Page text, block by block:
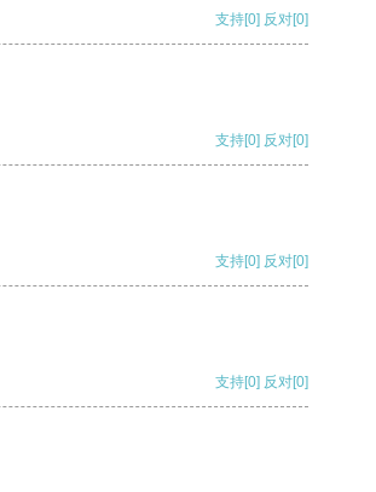
支持[0] 反对[0]
支持[0] 反对[0]
支持[0] 反对[0]
支持[0] 反对[0]